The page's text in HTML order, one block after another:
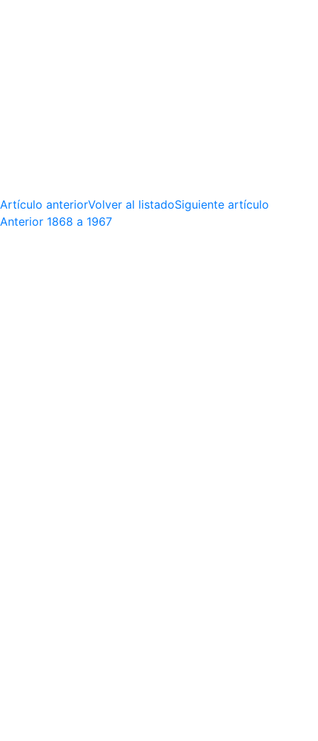
Artículo anteriorVolver al listadoSiguiente artículo
Anterior 1868 a 1967